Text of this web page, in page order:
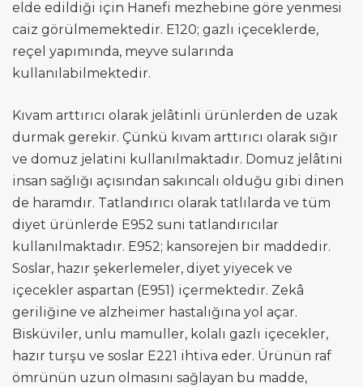
elde edildiği için Hanefi mezhebine göre yenmesi
caiz görülmemektedir. E120; gazlı içeceklerde,
reçel yapımında, meyve sularında
kullanılabilmektedir.
Kıvam arttırıcı olarak jelâtinli ürünlerden de uzak
durmak gerekir. Çünkü kıvam arttırıcı olarak sığır
ve domuz jelatini kullanılmaktadır. Domuz jelâtini
insan sağlığı açısından sakıncalı olduğu gibi dinen
de haramdır. Tatlandırıcı olarak tatlılarda ve tüm
diyet ürünlerde E952 suni tatlandırıcılar
kullanılmaktadır. E952; kansorejen bir maddedir.
Soslar, hazır şekerlemeler, diyet yiyecek ve
içecekler aspartan (E951) içermektedir. Zekâ
geriliğine ve alzheimer hastalığına yol açar.
Bisküviler, unlu mamuller, kolalı gazlı içecekler,
hazır turşu ve soslar E221 ihtiva eder. Ürünün raf
ömrünün uzun olmasını sağlayan bu madde,